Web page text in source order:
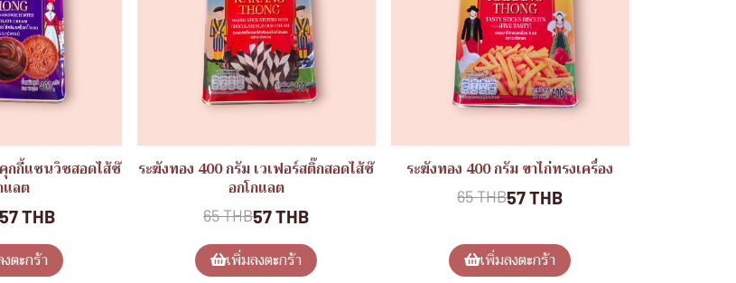
กกี้แซนวิชสอดไส้ช๊
แลต
THB
ตะกร้า
ระฆังทอง 400 กรัม เวเฟอร์สติ๊กสอดไส้ช๊
อกโกแลต
65 THB57 THB
เพิ่มลงตะกร้า
ระฆังทอง 400 กรัม ขาไก่ทรงเครื่อง
65 THB57 THB
เพิ่มลงตะกร้า